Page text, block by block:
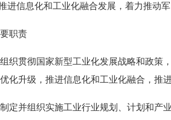
信息化和工业化融合发展，着力推动军
职责
贯彻国家新型工业化发展战略和政策，
化升级，推进信息化和工业化融合，推
并组织实施工业行业规划、计划和产业